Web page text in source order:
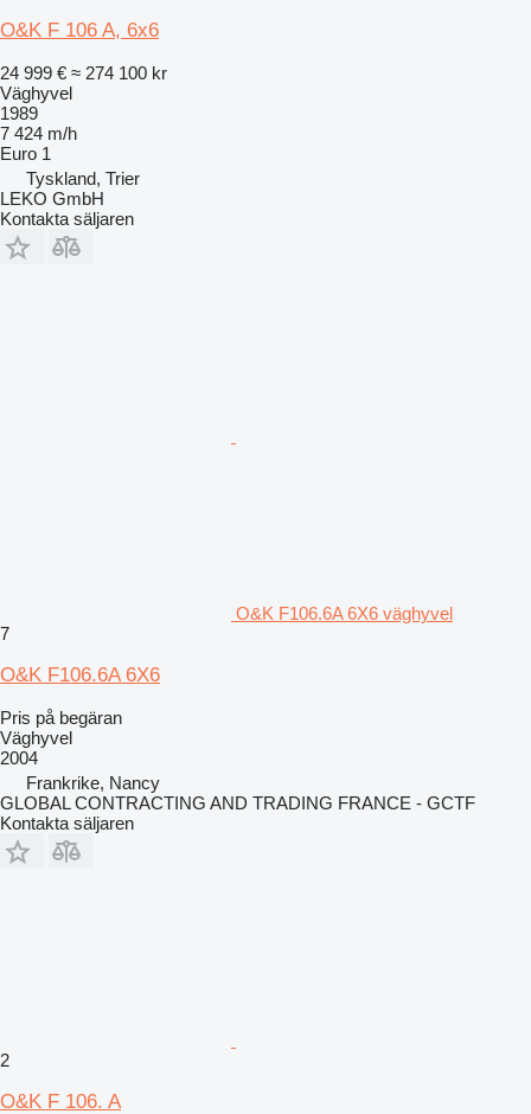
O&K F 106 A, 6x6
24 999 € ≈ 274 100 kr
Väghyvel
1989
7 424 m/h
Euro 1
Tyskland, Trier
LEKO GmbH
Kontakta säljaren
O&K F106.6A 6X6 väghyvel
7
O&K F106.6A 6X6
Pris på begäran
Väghyvel
2004
Frankrike, Nancy
GLOBAL CONTRACTING AND TRADING FRANCE - GCTF
Kontakta säljaren
2
O&K F 106. A